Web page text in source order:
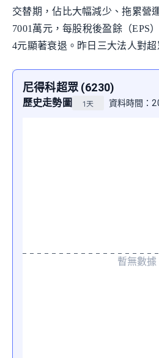
交替期，佔比大幅減少、拖累營
7001萬元，每股稅後盈餘（EPS
4元顯著衰退。昨日三大法人對超